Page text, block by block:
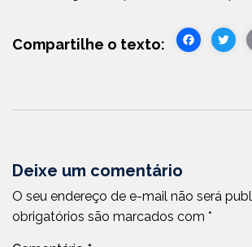
Deixe um comentário
O seu endereço de e-mail não será
obrigatórios são marcados com *